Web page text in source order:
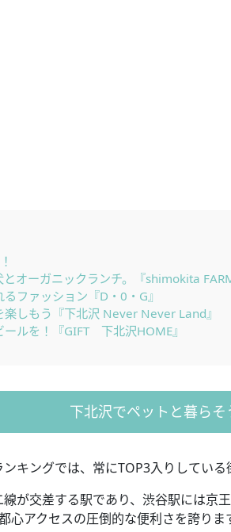
オーガニックランチ。『shimokita
ファッション『D・0・G』
しもう『下北沢 Never Never Land』
ルを！『GIFT 下北沢HOME』
下北沢でペットと暮らそ
ンキングでは、常にTOP3入りしている
線が交差する駅であり、渋谷駅には京
心アクセスの圧倒的な便利さを誇りま